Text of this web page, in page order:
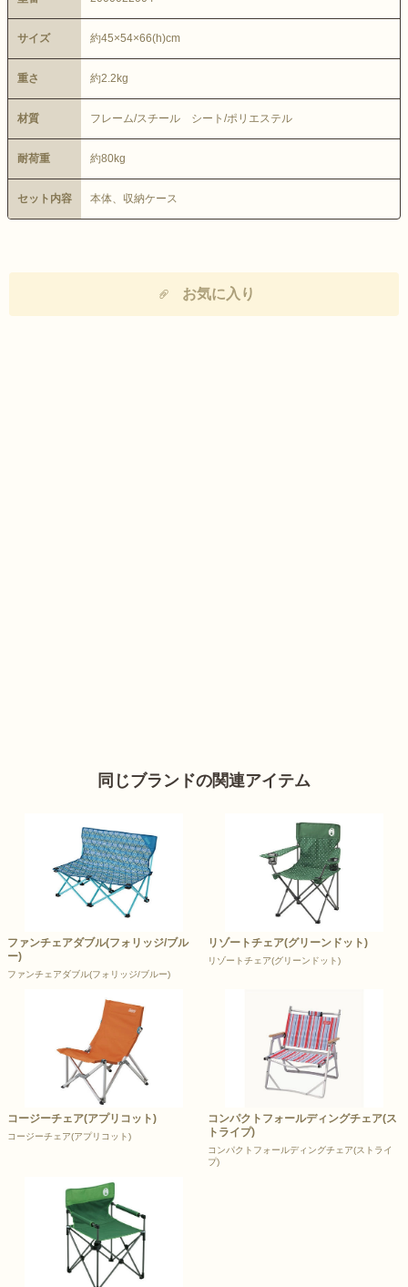
サイズ 約45×54×66(h)cm
重さ 約2.2kg
材質 フレーム/スチール シート/ポリエステル
耐荷重 約80kg
セット内容 本体、収納ケース
お気に入り
同じブランドの関連アイテム
ファンチェアダブル(フォリッジ/ブル
ー)
ファンチェアダブル(フォリッジ/ブルー)
リゾートチェア(グリーンドット)
リゾートチェア(グリーンドット)
コージーチェア(アプリコット)
コージーチェア(アプリコット)
コンパクトフォールディングチェア(ス
トライプ)
コンパクトフォールディングチェア(ストライ
プ)